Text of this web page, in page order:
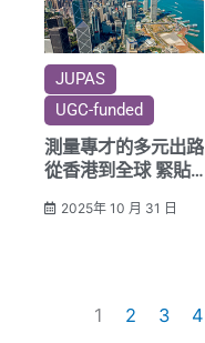
JUPAS
UGC-funded
測量專才的多元出路
從香港到全球 緊貼
2025年 10 月 31 日
1 2 3 4